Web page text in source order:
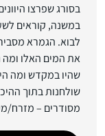
בסורג שפרצו
במשנה, קוראים
לבוא. הגמרא
שהיו במקדש ומה
שולחנות בתוך
מסודרים – מזרח/